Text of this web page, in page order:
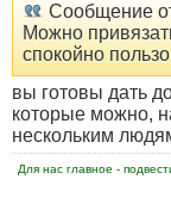
Сообщение
Можно
спокойно
вы готовы дать
которые можно,
нескольким
Для нас главное -